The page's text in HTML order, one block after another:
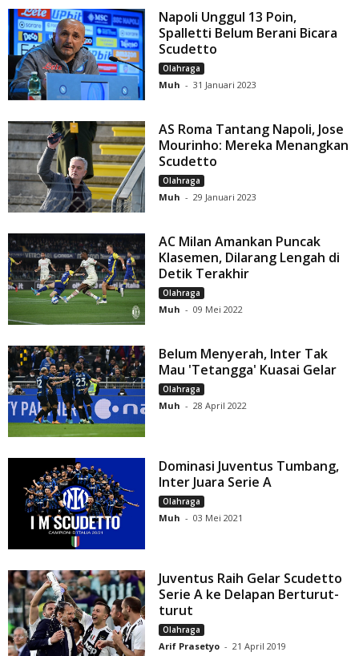
Napoli Unggul 13 Poin,
Spalletti Belum Berani Bicara
Scudetto
Olahraga
Muh - 31 Januari 2023
AS Roma Tantang Napoli, Jose
Mourinho: Mereka Menangkan
Scudetto
Olahraga
Muh - 29 Januari 2023
AC Milan Amankan Puncak
Klasemen, Dilarang Lengah di
Detik Terakhir
Olahraga
Muh - 09 Mei 2022
Belum Menyerah, Inter Tak
Mau 'Tetangga' Kuasai Gelar
Olahraga
Muh - 28 April 2022
Dominasi Juventus Tumbang,
Inter Juara Serie A
Olahraga
Muh - 03 Mei 2021
Juventus Raih Gelar Scudetto
Serie A ke Delapan Berturut-
turut
Olahraga
Arif Prasetyo - 21 April 2019